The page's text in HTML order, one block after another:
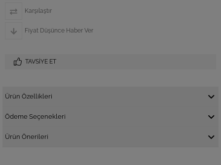
Karşılaştır
Fiyat Düşünce Haber Ver
TAVSIYE ET
Ürün Özellikleri
Ödeme Seçenekleri
Ürün Önerileri